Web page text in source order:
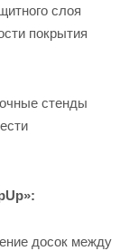
слоя
покрытия
стенды
досок между